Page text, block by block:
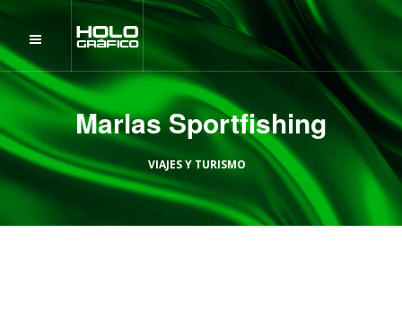
Marlas Sportfishing
VIAJES Y TURISMO